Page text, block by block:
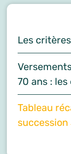
Les
70 ans :
Tableau
succession